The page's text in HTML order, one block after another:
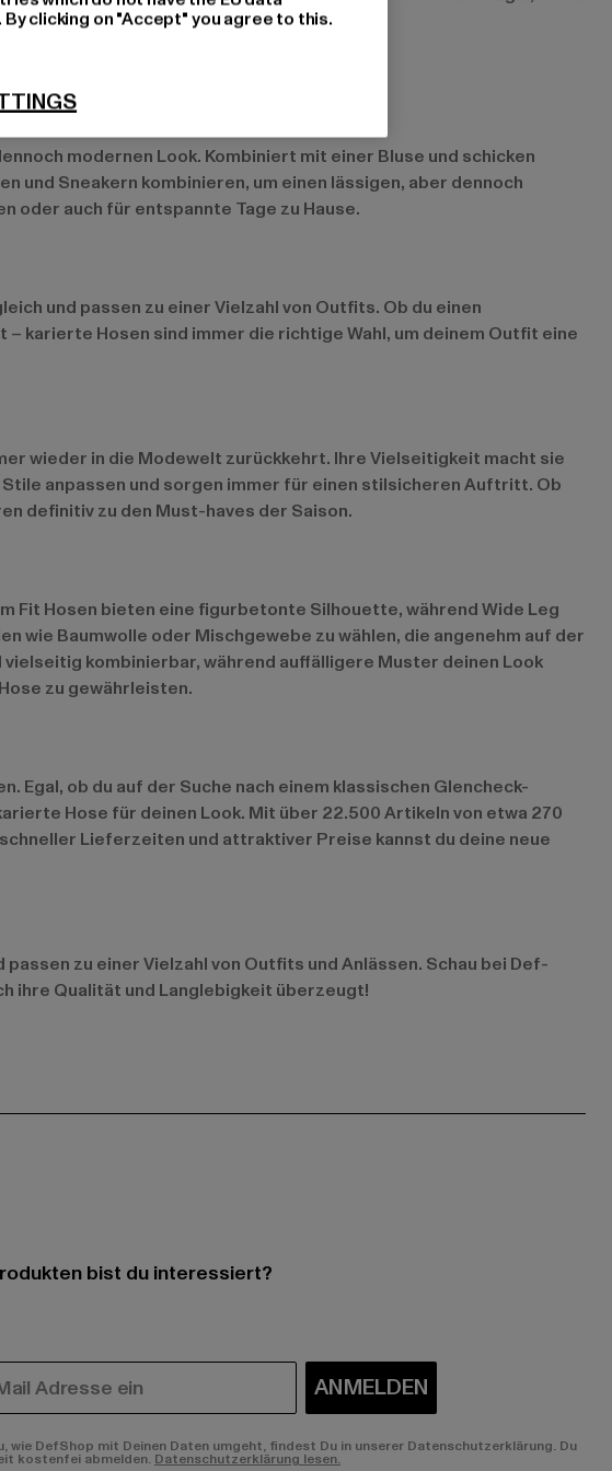
modernen Look. Kombiniert mit einer Bluse und schicken
und Sneakern kombinieren, um einen lässigen, aber dennoch
oder auch für entspannte Tage zu Hause.
und passen zu einer Vielzahl von Outfits. Ob du einen
Hosen sind immer die richtige Wahl, um deinem Outfit eine
wieder in die Modewelt zurückkehrt. Ihre Vielseitigkeit macht sie
anpassen und sorgen immer für einen stilsicheren Auftritt. Ob
definitiv zu den Must-haves der Saison.
Fit Hosen bieten eine figurbetonte Silhouette, während Wide Leg
wie Baumwolle oder Mischgewebe zu wählen, die angenehm auf der
kombinierbar, während auffälligere Muster deinen Look
zu gewährleisten.
ob du auf der Suche nach einem klassischen Glencheck-
Hose für deinen Look. Mit über 22.500 Artikeln von etwa 270
Lieferzeiten und attraktiver Preise kannst du deine neue
zu einer Vielzahl von Outfits und Anlässen. Schau bei Def-
ihre Qualität und Langlebigkeit überzeugt!
bist du interessiert?
ANMELDEN
wie DefShop mit Deinen Daten umgeht, findest Du in unserer Datenschutzerklärung. Du
kostenfei abmelden. Datenschutzerklärung lesen.
clicking on "Accept" you agree to this.